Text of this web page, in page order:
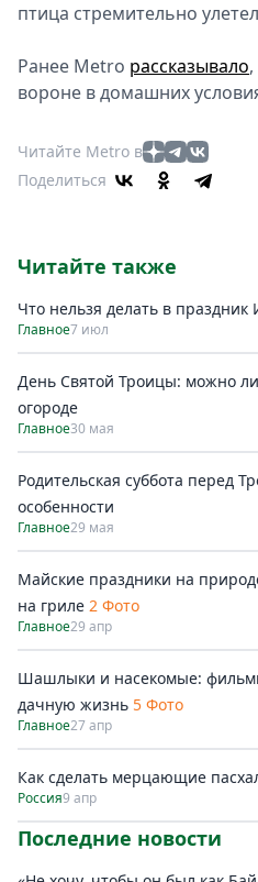
птица стремительно
Ранее Metro рассказывало
вороне в домашних
Читайте Metro в
Поделиться
Читайте также
Что нельзя делать в
Главное7 июл
День Святой Троицы: можно
огороде
Главное30 мая
Родительская суббота перед
особенности
Главное29 мая
Майские праздники на
на гриле 2 Фото
Главное29 апр
Шашлыки и насекомые:
дачную жизнь 5 Фото
Главное27 апр
Как сделать мерцающие
Россия9 апр
Последние новости